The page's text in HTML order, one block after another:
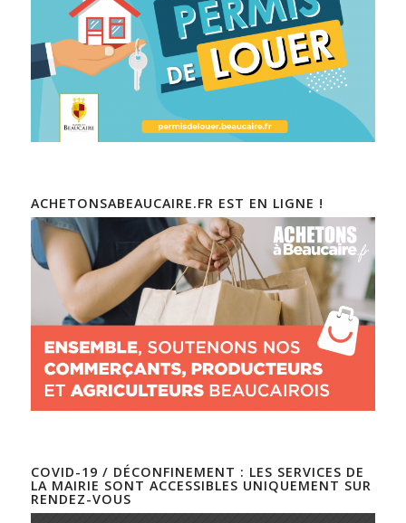
ACHETONSABEAUCAIRE.FR EST EN LIGNE !
COVID-19 / DÉCONFINEMENT : LES SERVICES DE
LA MAIRIE SONT ACCESSIBLES UNIQUEMENT SUR
RENDEZ-VOUS